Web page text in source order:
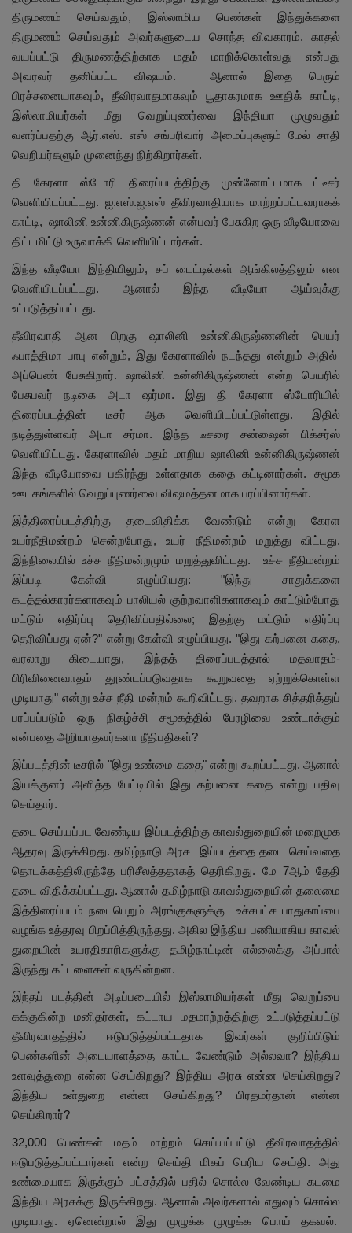
திருமணம் செய்வதும், இஸ்லாமிய பெண்கள் இந்துக்களை
திருமணம் செய்வதும் அவர்களுடைய சொந்த விவகாரம். காதல்
வயப்பட்டு திருமணத்திற்காக மதம் மாறிக்கொள்வது என்பது
அவரவர் தனிப்பட்ட விஷயம். ஆனால் இதை பெரும்
பிரச்சனையாகவும், தீவிரவாதமாகவும் பூதாகரமாக ஊதிக் காட்டி,
இஸ்லாமியர்கள் மீது வெறுப்புணர்வை இந்தியா முழுவதும்
வளர்ப்பதற்கு ஆர்.எஸ். எஸ் சங்பரிவார் அமைப்புகளும் மேல் சாதி
வெறியர்களும் முனைந்து நிற்கிறார்கள்.
தி கேரளா ஸ்டோரி திரைப்படத்திற்கு முன்னோட்டமாக ட்டீசர்
வெளியிடப்பட்டது. ஐ.எஸ்.ஐ.எஸ் தீவிரவாதியாக மாற்றப்பட்டவராகக்
காட்டி, ஷாலினி உன்னிகிருஷ்ணன் என்பவர் பேசுகிற ஒரு வீடியோவை
திட்டமிட்டு உருவாக்கி வெளியிட்டார்கள்.
இந்த வீடியோ இந்தியிலும், சப் டைட்டில்கள் ஆங்கிலத்திலும் என
வெளியிடப்பட்டது. ஆனால் இந்த வீடியோ ஆய்வுக்கு
உட்படுத்தப்பட்டது.
தீவிரவாதி ஆன பிறகு ஷாலினி உன்னிகிருஷ்ணனின் பெயர்
ஃபாத்திமா பாபு என்றும், இது கேரளாவில் நடந்தது என்றும் அதில்
அப்பெண் பேசுகிறார். ஷாலினி உன்னிகிருஷ்ணன் என்ற பெயரில்
பேசுபவர் நடிகை அடா ஷர்மா. இது தி கேரளா ஸ்டோரியில்
திரைப்படத்தின் டீசர் ஆக வெளியிடப்பட்டுள்ளது. இதில்
நடித்துள்ளவர் அடா சர்மா. இந்த டீசரை சன்ஷைன் பிக்சர்ஸ்
வெளியிட்டது. கேரளாவில் மதம் மாறிய ஷாலினி உன்னிகிருஷ்ணன்
இந்த வீடியோவை பகிர்ந்து உள்ளதாக கதை கட்டினார்கள். சமூக
ஊடகங்களில் வெறுப்புணர்வை விஷமத்தனமாக பரப்பினார்கள்.
இத்திரைப்படத்திற்கு தடைவிதிக்க வேண்டும் என்று கேரள
உயர்நீதிமன்றம் சென்றபோது, உயர் நீதிமன்றம் மறுத்து விட்டது.
இந்நிலையில் உச்ச நீதிமன்றமும் மறுத்துவிட்டது. உச்ச நீதிமன்றம்
இப்படி கேள்வி எழுப்பியது: "இந்து சாதுக்களை
கடத்தல்காரர்களாகவும் பாலியல் குற்றவாளிகளாகவும் காட்டும்போது
மட்டும் எதிர்ப்பு தெரிவிப்பதில்லை; இதற்கு மட்டும் எதிர்ப்பு
தெரிவிப்பது ஏன்?" என்று கேள்வி எழுப்பியது. "இது கற்பனை கதை,
வரலாறு கிடையாது, இந்தத் திரைப்படத்தால் மதவாதம்-
பிரிவினைவாதம் தூண்டப்படுவதாக கூறுவதை ஏற்றுக்கொள்ள
முடியாது" என்று உச்ச நீதி மன்றம் கூறிவிட்டது. தவறாக சித்தரித்துப்
பரப்பப்படும் ஒரு நிகழ்ச்சி சமூகத்தில் பேரழிவை உண்டாக்கும்
என்பதை அறியாதவர்களா நீதிபதிகள்?
இப்படத்தின் டீசரில் "இது உண்மை கதை" என்று கூறப்பட்டது. ஆனால்
இயக்குனர் அளித்த பேட்டியில் இது கற்பனை கதை என்று பதிவு
செய்தார்.
தடை செய்யப்பட வேண்டிய இப்படத்திற்கு காவல்துறையின் மறைமுக
ஆதரவு இருக்கிறது. தமிழ்நாடு அரசு இப்படத்தை தடை செய்வதை
தொடக்கத்திலிருந்தே பரிசீலத்ததாகத் தெரிகிறது. மே 7ஆம் தேதி
தடை விதிக்கப்பட்டது. ஆனால் தமிழ்நாடு காவல்துறையின் தலைமை
இத்திரைப்படம் நடைபெறும் அரங்குகளுக்கு உச்சபட்ச பாதுகாப்பை
வழங்க உத்தரவு பிறப்பித்திருந்தது. அகில இந்திய பணியாகிய காவல்
துறையின் உயரதிகாரிகளுக்கு தமிழ்நாட்டின் எல்லைக்கு அப்பால்
இருந்து கட்டளைகள் வருகின்றன.
இந்தப் படத்தின் அடிப்படையில் இஸ்லாமியர்கள் மீது வெறுப்பை
கக்குகின்ற மனிதர்கள், கட்டாய மதமாற்றத்திற்கு உட்படுத்தப்பட்டு
தீவிரவாதத்தில் ஈடுபடுத்தப்பட்டதாக இவர்கள் குறிப்பிடும்
பெண்களின் அடையாளத்தை காட்ட வேண்டும் அல்லவா? இந்திய
உளவுத்துறை என்ன செய்கிறது? இந்திய அரசு என்ன செய்கிறது?
இந்திய உள்துறை என்ன செய்கிறது? பிரதமர்தான் என்ன
செய்கிறார்?
32,000 பெண்கள் மதம் மாற்றம் செய்யப்பட்டு தீவிரவாதத்தில்
ஈடுபடுத்தப்பட்டார்கள் என்ற செய்தி மிகப் பெரிய செய்தி. அது
உண்மையாக இருக்கும் பட்சத்தில் பதில் சொல்ல வேண்டிய கடமை
இந்திய அரசுக்கு இருக்கிறது. ஆனால் அவர்களால் எதுவும் சொல்ல
முடியாது. ஏனென்றால் இது முழுக்க முழுக்க பொய் தகவல்.